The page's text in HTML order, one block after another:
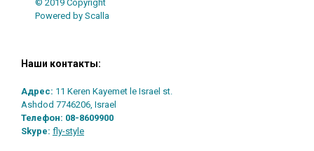
© 2019 Copyright
Powered by Scalla
Наши контакты:
Адрес: 11 Keren Kayemet le Israel st.
Ashdod 7746206, Israel
Телефон: 08-8609900
Skype: fly-style